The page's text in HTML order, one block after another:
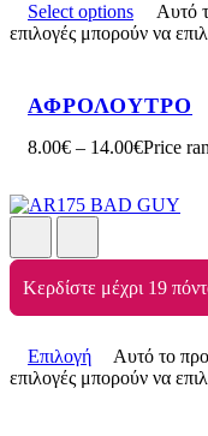
Select options
Αυτό
επιλογές μπορούν να
ΑΦΡΟΛΟΥΤΡΟ
8.00€ – 14.00€Price
Κερδίστε μέχρι 19
Επιλογή
Αυτό το
επιλογές μπορούν να